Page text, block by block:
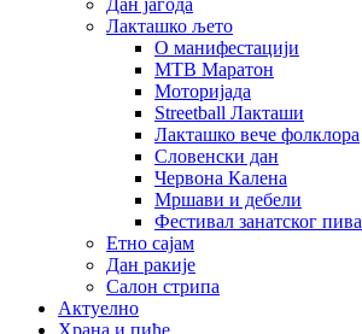
Дан јагода
Лакташко љето
О манифестацији
MTB Маратон
Моторијада
Streetball Лакташи
Лакташко вече фолклора
Словенски дан
Червона Калена
Мршави и дебели
Фестивал занатског пива
Етно сајам
Дан ракије
Салон стрипа
Актуелно
Храна и пиће